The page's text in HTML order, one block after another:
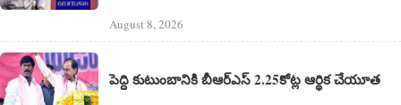
August 8, 2026
పెద్ది కుటుంబానికి బీఆర్ఎస్ 2.25కోట్ల ఆర్థిక చేయూత